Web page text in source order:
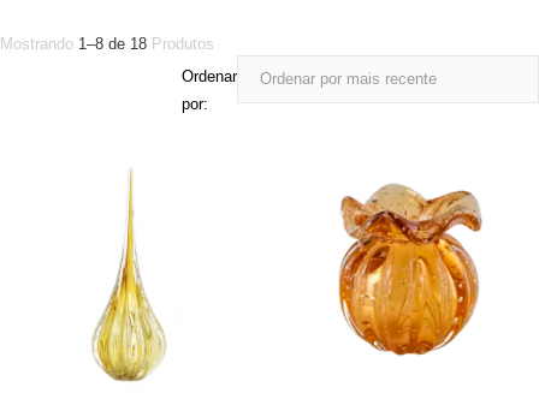
Mostrando 1 –8 de 18 Produtos
Ordenar
por: